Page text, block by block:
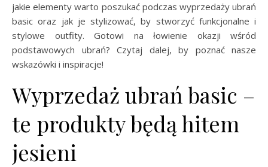
jakie elementy warto poszukać podczas wyprzedaży ubrań
basic oraz jak je stylizować, by stworzyć funkcjonalne i
stylowe outfity. Gotowi na łowienie okazji wśród
podstawowych ubrań? Czytaj dalej, by poznać nasze
wskazówki i inspiracje!
Wyprzedaż ubrań basic –
te produkty będą hitem
jesieni